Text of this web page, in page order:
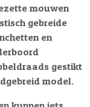
mouwen
gebreide
en
gestikt
model.